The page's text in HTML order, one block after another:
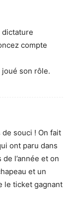
dictature
compte
son rôle.
souci ! On fait
ont paru dans
l’année et on
et un
le ticket gagnant